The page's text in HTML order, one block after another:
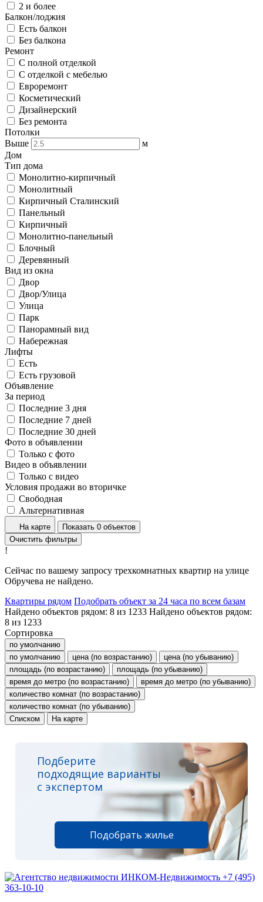
2 и более
Балкон/лоджия
Есть балкон
Без балкона
Ремонт
С полной отделкой
С отделкой с мебелью
Евроремонт
Косметический
Дизайнерский
Без ремонта
Потолки
Выше
м
Дом
Тип дома
Монолитно-кирпичный
Монолитный
Кирпичный Сталинский
Панельный
Кирпичный
Монолитно-панельный
Блочный
Деревянный
Вид из окна
Двор
Двор/Улица
Улица
Парк
Панорамный вид
Набережная
Лифты
Есть
Есть грузовой
Объявление
За период
Последние 3 дня
Последние 7 дней
Последние 30 дней
Фото в объявлении
Только с фото
Видео в объявлении
Только с видео
Условия продажи во вторичке
Свободная
Альтернативная
На карте
Показать 0 объектов
Очистить фильтры
!
Сейчас по вашему запросу трехкомнатных квартир на улице
Обручева не найдено.
Квартиры рядом Подобрать объект за 24 часа по всем базам
Найдено объектов рядом: 8 из 1233 Найдено объектов рядом:
8 из 1233
Сортировка
по умолчанию
по умолчанию
цена (по возрастанию)
цена (по убыванию)
площадь (по возрастанию)
площадь (по убыванию)
время до метро (по возрастанию)
время до метро (по убыванию)
количество комнат (по возрастанию)
количество комнат (по убыванию)
Списком
На карте
Подберите
подходящие варианты
с экспертом
Подобрать жилье
+7 (495)
363-10-10